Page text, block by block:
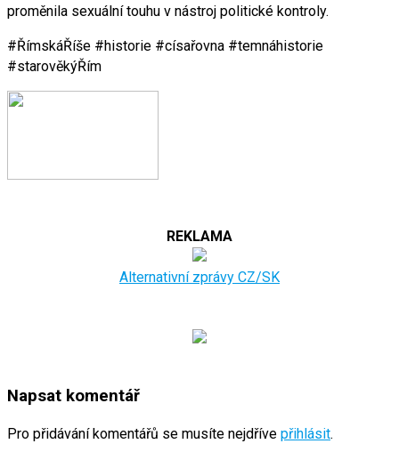
proměnila sexuální touhu v nástroj politické kontroly.
#ŘímskáŘíše #historie #císařovna #temnáhistorie
#starověkýŘím
REKLAMA
Alternativní zprávy CZ/SK
Napsat komentář
Pro přidávání komentářů se musíte nejdříve přihlásit.